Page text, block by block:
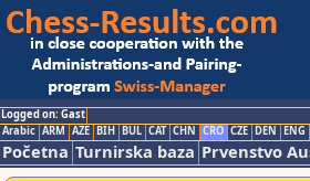
Logged on: Gast
Arabic ARM AZE BIH BUL CAT CHN CRO CZE DEN ENG
Početna Turnirska baza Prvenstvo